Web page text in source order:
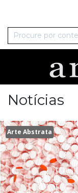
Notícias
Arte Abstrata